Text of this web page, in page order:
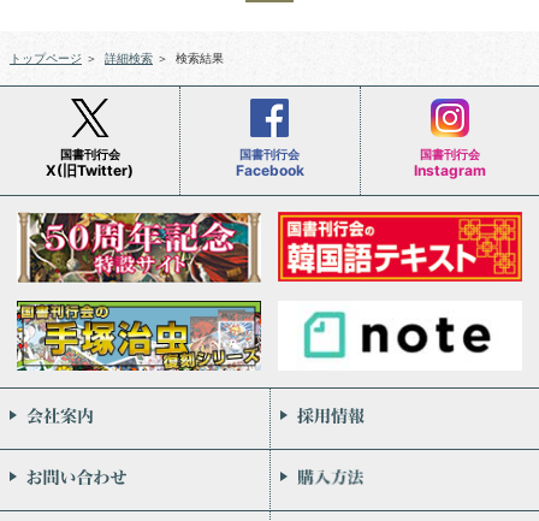
トップページ ＞ 詳細検索 ＞ 検索結果
国書刊行会
X(旧Twitter)
国書刊行会
Facebook
国書刊行会
Instagram
会社案内
お問い合わせ